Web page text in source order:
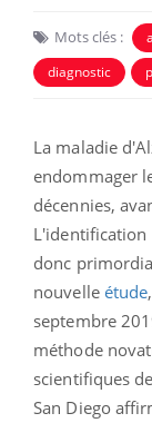
Mots clés :
diagnostic
La maladie
endommager
décennies,
L'identification
donc
nouvelle étude
septembre
méthode
scientifiques
San Diego